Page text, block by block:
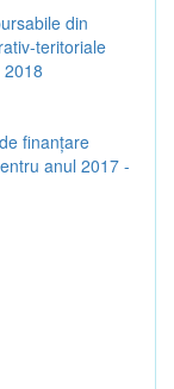
din
teritoriale
finanţare
anul 2017 -